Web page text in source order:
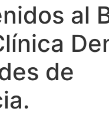
al
de